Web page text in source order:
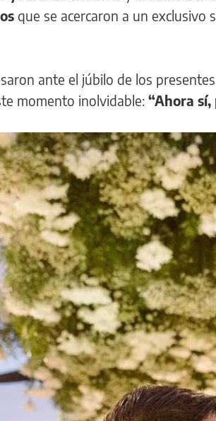
que se acercaron a un exclusivo
ante el júbilo de los
momento inolvidable: “Ahora sí,